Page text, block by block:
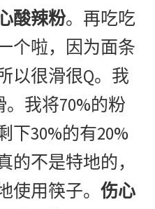
酸辣粉。 再吃吃
个啦，因为面条
以很滑很Q。我
。我将70%的粉
下30%的有20%
的不是特地的，
使用筷子。 伤心